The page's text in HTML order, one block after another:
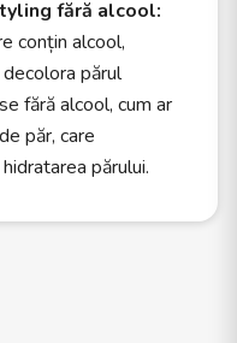
fără alcool:
conțin alcool,
părul
fără alcool, cum ar
păr, care
părului.